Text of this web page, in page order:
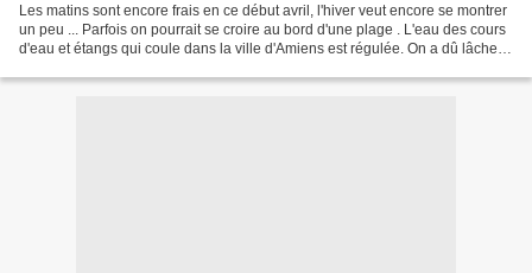
Les matins sont encore frais en ce début avril, l'hiver veut encore se montrer
un peu ... Parfois on pourrait se croire au bord d'une plage . L'eau des cours
d'eau et étangs qui coule dans la ville d'Amiens est régulée. On a dû lâcher